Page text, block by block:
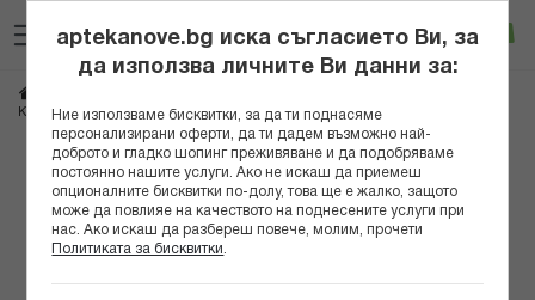
към
съдържанието
Вход
КУИКЛАЙН РЕПЕЛЕНТ АЕРОЗОЛ ПРОТИВ КОМАРИ 100МЛ
Преминете
края
aptekanove.bg иска съгласието Ви, за
да използва личните Ви данни за:
Ние използваме бисквитки, за да ти поднасяме
персонализирани оферти, да ти дадем възможно най-
доброто и гладко шопинг преживяване и да подобряваме
постоянно нашите услуги. Ако не искаш да приемеш
опционалните бисквитки по-долу, това ще е жалко, защото
може да повлияе на качеството на поднесените услуги при
нас. Ако искаш да разбереш повече, молим, прочети
Политиката за бисквитки